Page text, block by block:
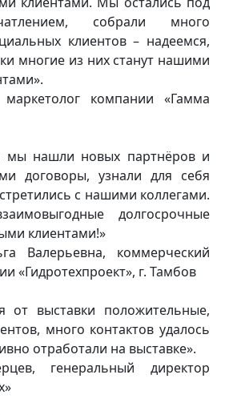
собрали много
клиентов – надеемся,
многие из них станут нашими
компании «Гамма
мы нашли новых партнёров и
договоры, узнали для себя
с нашими коллегами.
долгосрочные
клиентами!»
Валерьевна, коммерческий
«Гидротехпроект», г. Тамбов
от выставки положительные,
много контактов удалось
отработали на выставке».
генеральный директор